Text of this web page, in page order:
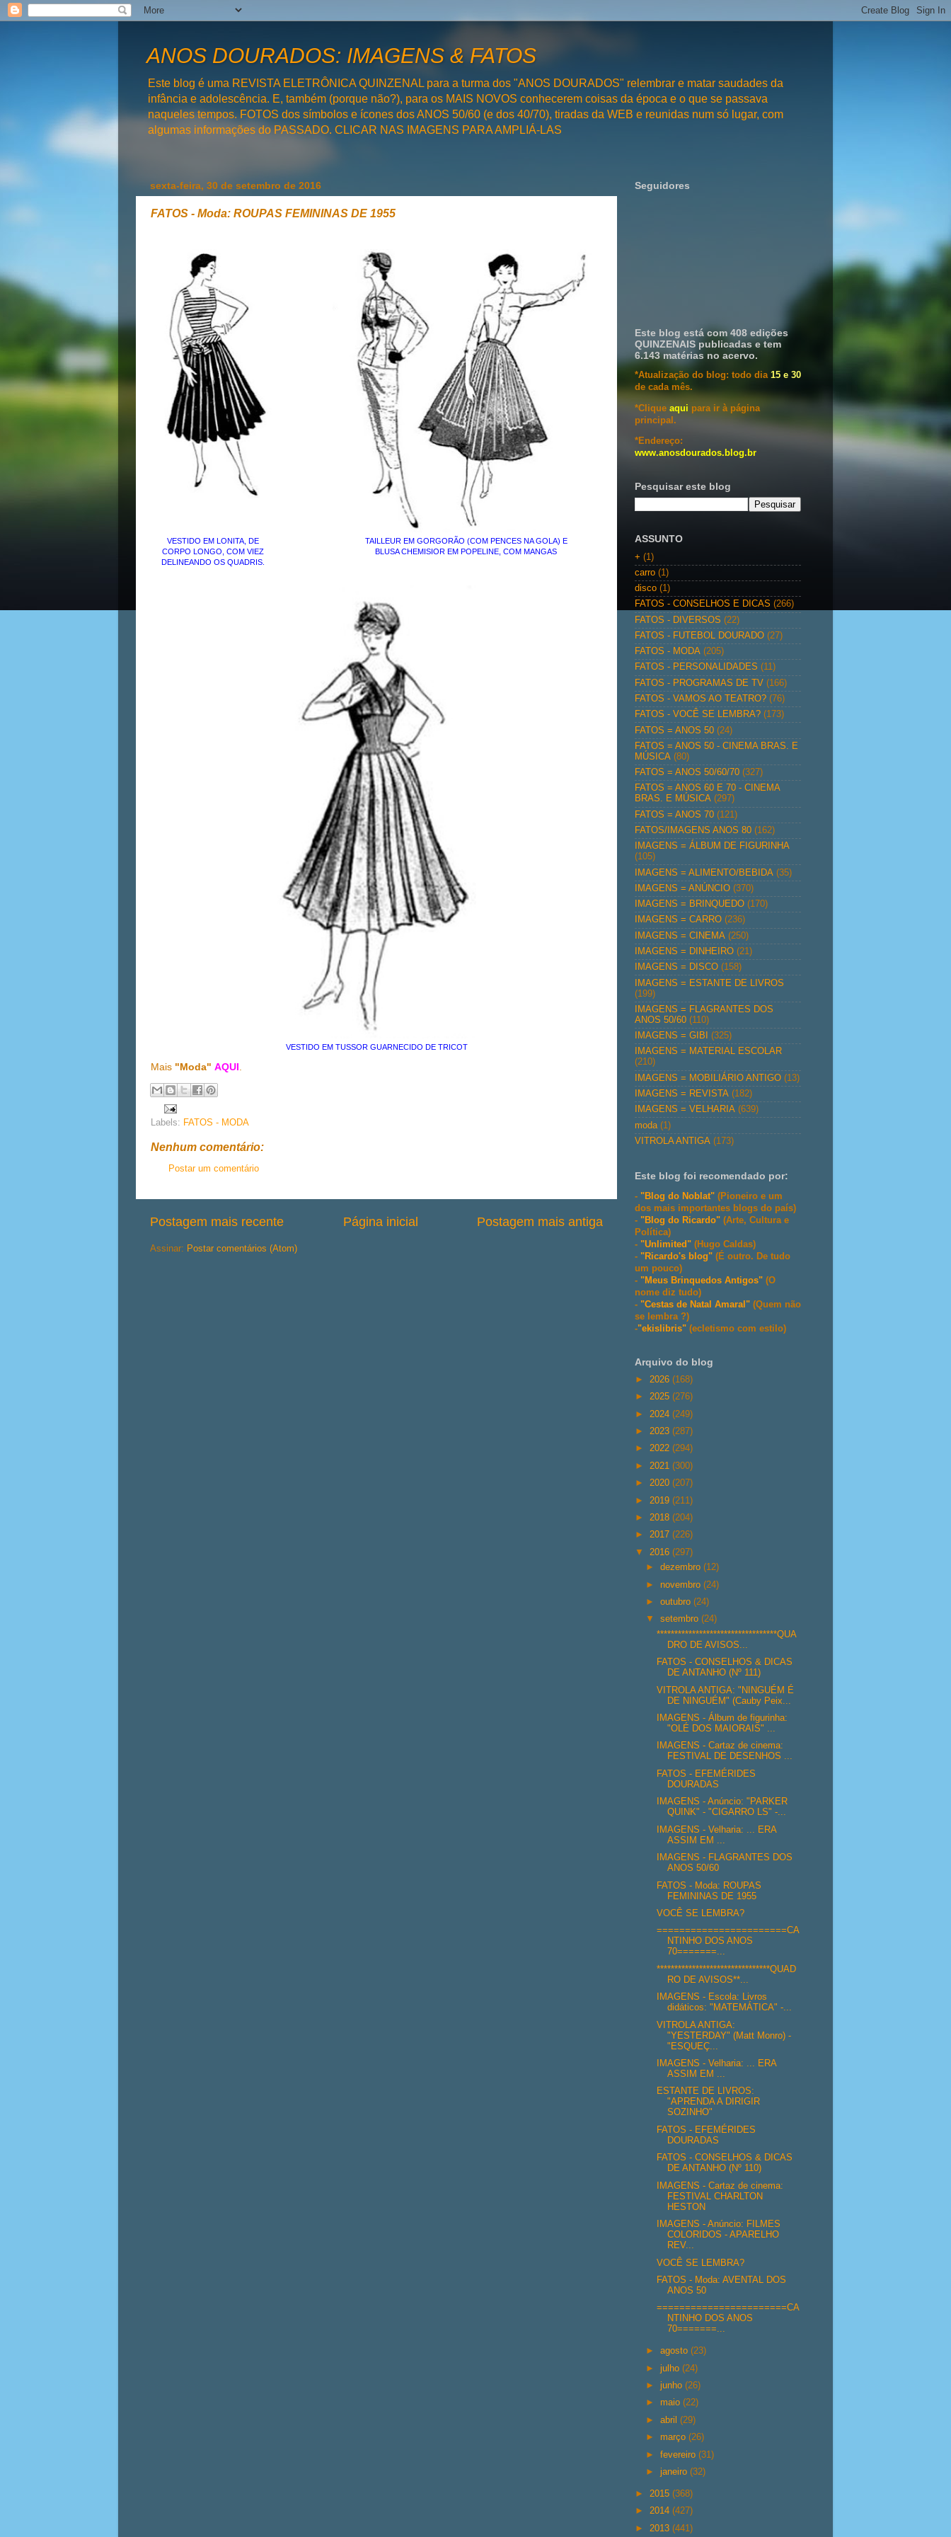
ANOS DOURADOS: IMAGENS & FATOS
Este blog é uma REVISTA ELETRÔNICA QUINZENAL para a turma dos "ANOS DOURADOS" relembrar e matar saudades da
infância e adolescência. E, também (porque não?), para os MAIS NOVOS conhecerem coisas da época e o que se passava
naqueles tempos. FOTOS dos símbolos e ícones dos ANOS 50/60 (e dos 40/70), tiradas da WEB e reunidas num só lugar, com
algumas informações do PASSADO. CLICAR NAS IMAGENS PARA AMPLIÁ-LAS
sexta-feira, 30 de setembro de 2016
FATOS - Moda: ROUPAS FEMININAS DE 1955
VESTIDO EM LONITA, DE
CORPO LONGO, COM VIEZ
DELINEANDO OS QUADRIS.
TAILLEUR EM GORGORÃO (COM PENCES NA GOLA) E
BLUSA CHEMISIOR EM POPELINE, COM MANGAS
VESTIDO EM TUSSOR GUARNECIDO DE TRICOT
Mais "Moda" AQUI.
Labels: FATOS - MODA
Nenhum comentário:
Postar um comentário
Postagem mais recente Postagem mais antiga
Página inicial
Assinar: Postar comentários (Atom)
Seguidores
Este blog está com 408 edições
QUINZENAIS publicadas e tem
6.143 matérias no acervo.
*Atualização do blog: todo dia 15 e 30
de cada mês.
*Clique aqui para ir à página
principal.
*Endereço:
www.anosdourados.blog.br
Pesquisar este blog
ASSUNTO
+ (1)
carro (1)
disco (1)
FATOS - CONSELHOS E DICAS (266)
FATOS - DIVERSOS (22)
FATOS - FUTEBOL DOURADO (27)
FATOS - MODA (205)
FATOS - PERSONALIDADES (11)
FATOS - PROGRAMAS DE TV (166)
FATOS - VAMOS AO TEATRO? (76)
FATOS - VOCÊ SE LEMBRA? (173)
FATOS = ANOS 50 (24)
FATOS = ANOS 50 - CINEMA BRAS. E
MÚSICA (80)
FATOS = ANOS 50/60/70 (327)
FATOS = ANOS 60 E 70 - CINEMA
BRAS. E MÚSICA (297)
FATOS = ANOS 70 (121)
FATOS/IMAGENS ANOS 80 (162)
IMAGENS = ÁLBUM DE FIGURINHA
(105)
IMAGENS = ALIMENTO/BEBIDA (35)
IMAGENS = ANÚNCIO (370)
IMAGENS = BRINQUEDO (170)
IMAGENS = CARRO (236)
IMAGENS = CINEMA (250)
IMAGENS = DINHEIRO (21)
IMAGENS = DISCO (158)
IMAGENS = ESTANTE DE LIVROS
(199)
IMAGENS = FLAGRANTES DOS
ANOS 50/60 (110)
IMAGENS = GIBI
(325)
IMAGENS = MATERIAL ESCOLAR
(210)
IMAGENS = MOBILIÁRIO ANTIGO (13)
IMAGENS = REVISTA (182)
IMAGENS = VELHARIA (639)
moda (1)
VITROLA ANTIGA (173)
Este blog foi recomendado por:
- "Blog do Noblat" (Pioneiro e um
dos mais importantes blogs do país)
- "Blog do Ricardo" (Arte, Cultura e
Política)
- "Unlimited" (Hugo Caldas)
- "Ricardo's blog" (É outro. De tudo
um pouco)
- "Meus Brinquedos Antigos" (O
nome diz tudo)
- "Cestas de Natal Amaral" (Quem não
se lembra ?)
-"ekislibris" (ecletismo com estilo)
Arquivo do blog
► 2026 (168)
► 2025 (276)
► 2024 (249)
► 2023 (287)
► 2022 (294)
► 2021 (300)
► 2020 (207)
► 2019 (211)
► 2018 (204)
► 2017 (226)
▼ 2016 (297)
►dezembro(12)
► novembro(24)
►outubro(24)
▼setembro(24)
**********************************QUA
DRO DE AVISOS...
FATOS - CONSELHOS & DICAS
DE ANTANHO (Nº 111)
VITROLA ANTIGA: "NINGUÉM É
DE NINGUÉM" (Cauby Peix...
IMAGENS - Álbum de figurinha:
"OLÉ DOS MAIORAIS" ...
IMAGENS - Cartaz de cinema:
FESTIVAL DE DESENHOS ...
FATOS - EFEMÉRIDES
DOURADAS
IMAGENS - Anúncio: "PARKER
QUINK" - "CIGARRO LS" -...
IMAGENS - Velharia: ... ERA
ASSIM EM ...
IMAGENS - FLAGRANTES DOS
ANOS 50/60
FATOS - Moda: ROUPAS
FEMININAS DE 1955
VOCÊ SE LEMBRA?
=======================CA
NTINHO DOS ANOS
70=======...
********************************QUAD
RO DE AVISOS**...
IMAGENS - Escola: Livros
didáticos: "MATEMÁTICA" -...
VITROLA ANTIGA:
"YESTERDAY" (Matt Monro) -
"ESQUEÇ...
IMAGENS - Velharia: ... ERA
ASSIM EM ...
ESTANTE DE LIVROS:
"APRENDA A DIRIGIR
SOZINHO"
FATOS - EFEMÉRIDES
DOURADAS
FATOS - CONSELHOS & DICAS
DE ANTANHO (Nº 110)
IMAGENS - Cartaz de cinema:
FESTIVAL CHARLTON
HESTON
IMAGENS - Anúncio: FILMES
COLORIDOS - APARELHO
REV...
VOCÊ SE LEMBRA?
FATOS - Moda: AVENTAL DOS
ANOS 50
=======================CA
NTINHO DOS ANOS
70=======...
►agosto(23)
►julho(24)
►junho(26)
► maio(22)
►abril(29)
► março(26)
►fevereiro(31)
►janeiro(32)
► 2015 (368)
► 2014 (427)
► 2013 (441)